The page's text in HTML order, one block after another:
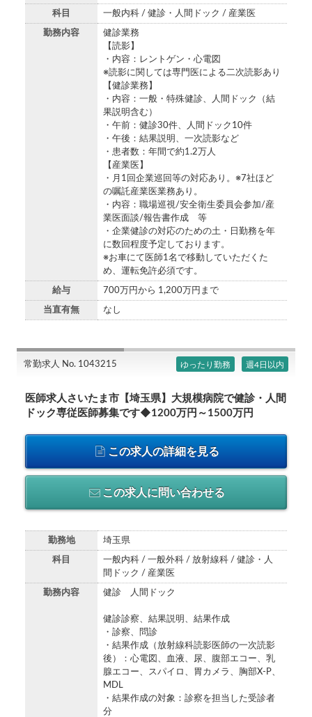
科目 一般内科 / 健診・人間ドック / 産業医
勤務内容
健診業務
【読影】
・内容：レントゲン・心電図
※読影に関しては専門医による二次読影あり
【健診業務】
・内容：一般・特殊健診、人間ドック（結
果説明含む）
・午前：健診30件、人間ドック10件
・午後：結果説明、一次読影など
・患者数：年間で約1.2万人
【産業医】
・月1回企業巡回等の対応あり。※7社ほど
の嘱託産業医業務あり。
・内容：職場巡視/安全衛生委員会参加/産
業医面談/報告書作成 等
・企業健診の対応のための土・日勤務を年
に数回程度予定しております。
※お車にて医師1名で移動していただくた
め、運転免許必須です。
給与 700万円から 1,200万円まで
当直有無 なし
常勤求人 No. 1043215 ゆったり勤務 週4日以内
医師求人さいたま市【埼玉県】大規模病院で健診・人間
ドック専従医師募集です◆1200万円～1500万円
この求人の詳細を見る
この求人に問い合わせる
勤務地 埼玉県
科目
一般内科 / 一般外科 / 放射線科 / 健診・人
間ドック / 産業医
勤務内容 健診 人間ドック
健診診察、結果説明、結果作成
・診察、問診
・結果作成（放射線科読影医師の一次読影
後）：心電図、血液、尿、腹部エコー、乳
腺エコー、スパイロ、胃カメラ、胸部X-P、
MDL
・結果作成の対象：診察を担当した受診者
分